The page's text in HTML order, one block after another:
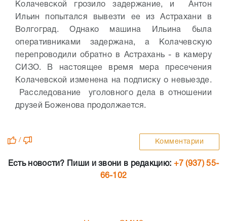
Колачевской грозило задержание, и Антон
Ильин попытался вывезти ее из Астрахани в
Волгоград. Однако машина Ильина была
оперативниками задержана, а Колачевскую
перепроводили обратно в Астрахань - в камеру
СИЗО. В настоящее время мера пресечения
Колачевской изменена на подписку о невыезде.
Расследование уголовного дела в отношении
друзей Боженова продолжается.
/ Комментарии
Есть новости? Пиши и звони в редакцию: +7 (937) 55-
66-102